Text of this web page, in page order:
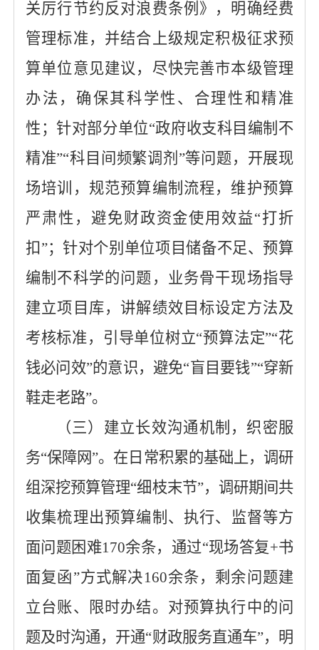
关厉行节约反对浪费条例》，明确经费
管理标准， 并结合上级规定积极征求预
算单位意见建议，尽快完善市本级管理
办法，确保其科学性、合理性和精准
性； 针对部分单位“政府收支科目编制不
精准”“科目间频繁调剂”等问题，开展现
场培训，规范预算编制流程，维护预算
严肃性，避免财政资金使用效益“打折
扣”； 针对个别单位项目储备不足、预算
编制不科学的问题，业务骨干现场指导
建立项目库，讲解绩效目标设定方法及
考核标准， 引导单位树立“预算法定”“花
钱必问效”的意识， 避免“盲目要钱”“穿新
鞋走老路”。
（三） 建立长效沟通机制，织密服
务“保障网”。 在日常积累的基础上，调研
组深挖预算管理“细枝末节”， 调研期间共
收集梳理出预算编制、执行、监督等方
面问题 困难170余条，通过“现场答复+书
面复函”方式解决160余条， 剩余问题建
立台账、限时办结。 对预算执行中的问
题及时沟通， 开通“财政服务直通车”，明